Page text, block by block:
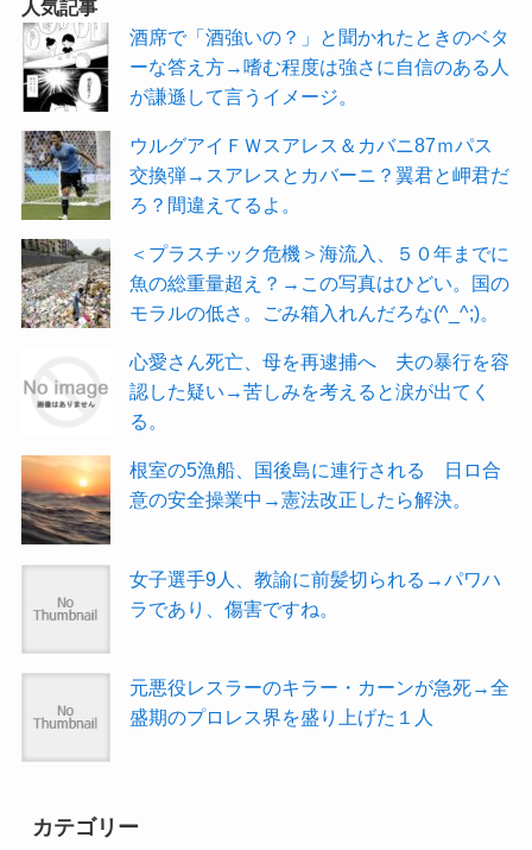
人気記事
酒席で「酒強いの？」と聞かれたときのベタ
ーな答え方→嗜む程度は強さに自信のある人
が謙遜して言うイメージ。
ウルグアイＦＷスアレス＆カバニ87ｍパス
交換弾→スアレスとカバーニ？翼君と岬君だ
ろ？間違えてるよ。
＜プラスチック危機＞海流入、５０年までに
魚の総重量超え？→この写真はひどい。国の
モラルの低さ。ごみ箱入れんだろな(^_^;)。
心愛さん死亡、母を再逮捕へ 夫の暴行を容
認した疑い→苦しみを考えると涙が出てく
る。
根室の5漁船、国後島に連行される 日ロ合
意の安全操業中→憲法改正したら解決。
女子選手9人、教諭に前髪切られる→パワハ
ラであり、傷害ですね。
元悪役レスラーのキラー・カーンが急死→全
盛期のプロレス界を盛り上げた１人
カテゴリー